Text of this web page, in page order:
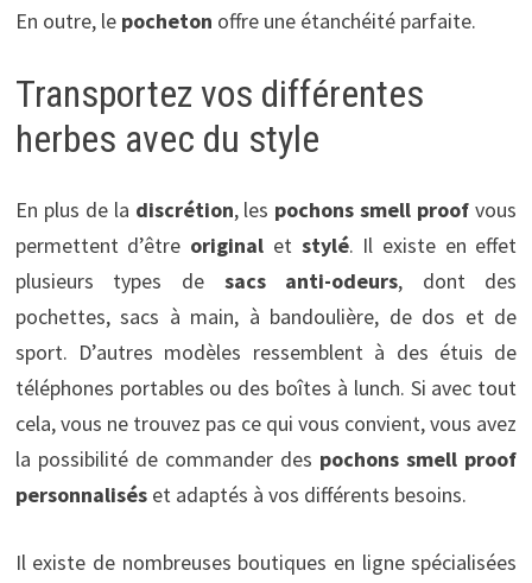
En outre, le pocheton offre une étanchéité parfaite.
Transportez vos différentes
herbes avec du style
En plus de la discrétion, les pochons smell proof vous
permettent d’être original et stylé. Il existe en effet
plusieurs types de sacs anti-odeurs, dont des
pochettes, sacs à main, à bandoulière, de dos et de
sport. D’autres modèles ressemblent à des étuis de
téléphones portables ou des boîtes à lunch. Si avec tout
cela, vous ne trouvez pas ce qui vous convient, vous avez
la possibilité de commander des pochons smell proof
personnaliséset adaptés à vos différents besoins.
Il existe de nombreuses boutiques en ligne spécialisées